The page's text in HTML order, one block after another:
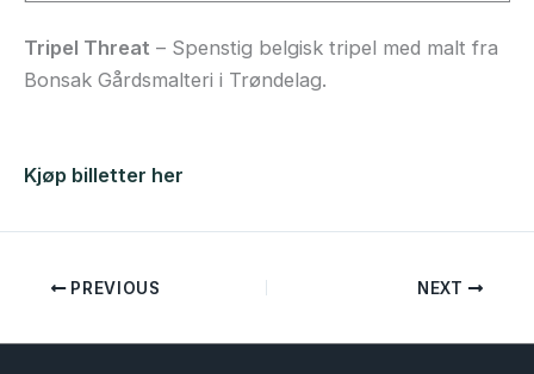
Tripel Threat – Spenstig belgisk tripel med malt fra
Bonsak Gårdsmalteri i Trøndelag.
Kjøp billetter her
PREVIOUS NEXT